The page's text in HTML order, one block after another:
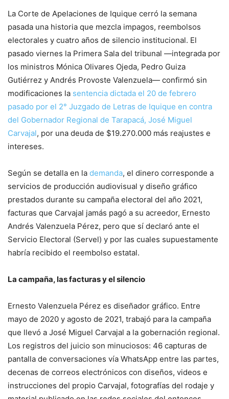
La Corte de Apelaciones de Iquique cerró la semana
pasada una historia que mezcla impagos, reembolsos
electorales y cuatro años de silencio institucional. El
pasado viernes la Primera Sala del tribunal —integrada por
los ministros Mónica Olivares Ojeda, Pedro Guiza
Gutiérrez y Andrés Provoste Valenzuela— confirmó sin
modificaciones la sentencia dictada el 20 de febrero
pasado por el 2° Juzgado de Letras de Iquique en contra
del Gobernador Regional de Tarapacá, José Miguel
Carvajal, por una deuda de $19.270.000 más reajustes e
intereses.
Según se detalla en la demanda, el dinero corresponde a
servicios de producción audiovisual y diseño gráfico
prestados durante su campaña electoral del año 2021,
facturas que Carvajal jamás pagó a su acreedor, Ernesto
Andrés Valenzuela Pérez, pero que sí declaró ante el
Servicio Electoral (Servel) y por las cuales supuestamente
habría recibido el reembolso estatal.
La campaña, las facturas y el silencio
Ernesto Valenzuela Pérez es diseñador gráfico. Entre
mayo de 2020 y agosto de 2021, trabajó para la campaña
que llevó a José Miguel Carvajal a la gobernación regional.
Los registros del juicio son minuciosos: 46 capturas de
pantalla de conversaciones vía WhatsApp entre las partes,
decenas de correos electrónicos con diseños, videos e
instrucciones del propio Carvajal, fotografías del rodaje y